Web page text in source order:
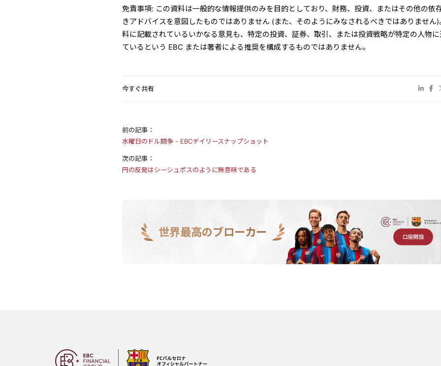
免責事項: この資料は一般的な情報提供のみを目的としており、財務、投資、またはその他の依
きアドバイスを意図したものではありません (また、そのようにみなされるべきではありません)
料に記載されているいかなる意見も、特定の投資、証券、取引、または投資戦略が特定の人物
ているという EBC または著者による推奨を構成するものではありません。
今すぐ共有
前の記事：
水曜日のドル闘争 - EBCデイリースナップショット
次の記事：
円の反発はシーシュポスのように無意味である
世界最高のブローカー 口座開設